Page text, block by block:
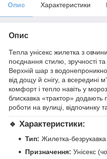
Опис Характеристики
Опис
Тепла унісекс жилетка з
поєднання стилю, зручності та
Верхній шар з
від дощу й снігу, а всередині
комфорт і тепло навіть у
блискавка «трактор» додають
роботи на вулиці, відпочинку
🔹 Характеристики:
Тип: Жилетка-безрукавка
Призначення: Унісекс